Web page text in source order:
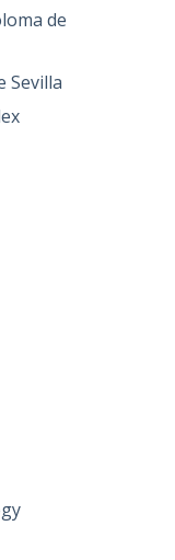
de
Sevilla